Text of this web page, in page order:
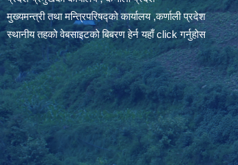
मुख्यमन्त्री तथा मन्त्रिपरिषद्को कार्यालय ,कर्णाली प्रदेश
स्थानीय तहको वेबसाइटको बिबरण हेर्न यहाँ click गर्नुहोस